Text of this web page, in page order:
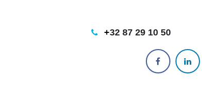
+32 87 29 10 50